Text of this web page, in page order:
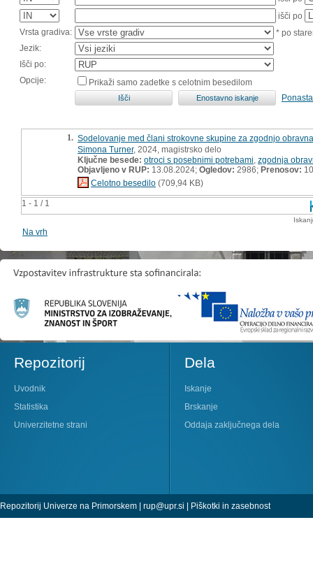
išči po
Vrsta gradiva:
* po
Jezik:
Išči po:
Opcije:
Prikaži samo zadetke s celotnim besedilom
1 - 1 / 1
1. Sodelovanje med člani strokovne skupine za zgodnjo
Simona Turner, 2024, magistrsko delo
Ključne besede: otroci s posebnimi potrebami zgodnja
Objavljeno v RUP: 13.08.2024; Ogledov: 2986; Prenosov:
Celotno besedilo (709,94 KB)
Na vrh
Repozitorij
Uvodnik
Statistika
Univerzitetne strani
Dela
Iskanje
Brskanje
Oddaja zaključnega dela
Repozitorij Univerze na Primorskem | rup@upr.si | Piškotki in zasebnost